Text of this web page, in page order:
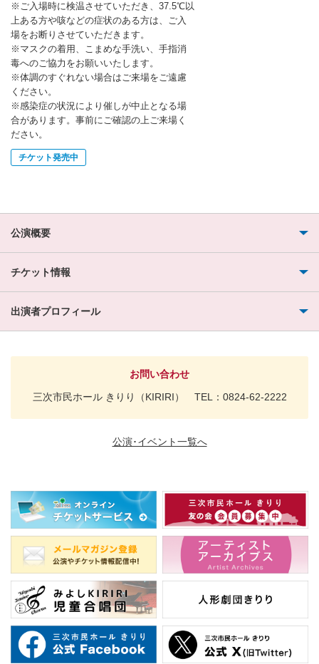
※ご入場時に検温させていただき、37.5℃以
上ある方や咳などの症状のある方は、ご入
場をお断りさせていただきます。
※マスクの着用、こまめな手洗い、手指消
毒へのご協力をお願いいたします。
※体調のすぐれない場合はご来場をご遠慮
ください。
※感染症の状況により催しが中止となる場
合があります。事前にご確認の上ご来場く
ださい。
チケット発売中
公演概要
チケット情報
出演者プロフィール
お問い合わせ
三次市民ホール きりり（KIRIRI） TEL：0824-62-2222
公演･イベント一覧へ